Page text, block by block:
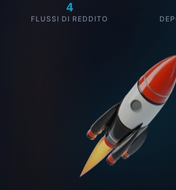
4
FLUSSI DI REDDITO